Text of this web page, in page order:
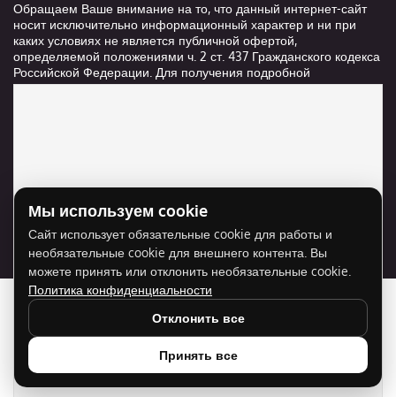
Обращаем Ваше внимание на то, что данный интернет-сайт
носит исключительно информационный характер и ни при
каких условиях не является публичной офертой,
определяемой положениями ч. 2 ст. 437 Гражданского кодекса
Российской Федерации. Для получения подробной
информации о стоимости и сроках выполнения услуг,
Для отображения карты нужно разрешить
использование cookie для внешнего контента.
Разрешить cookie
Мы используем cookie
Сайт использует обязательные cookie для работы и
необязательные cookie для внешнего контента. Вы
можете принять или отклонить необязательные cookie.
Политика конфиденциальности
Отклонить все
Принять все